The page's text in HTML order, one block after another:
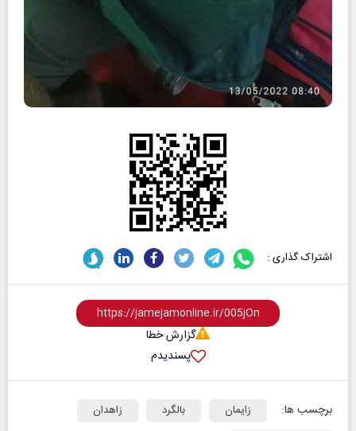
اشتراک گذاری :
گزارش خطا
پسندیدم
برچسب ها: زایمان بالگرد
زاهدان